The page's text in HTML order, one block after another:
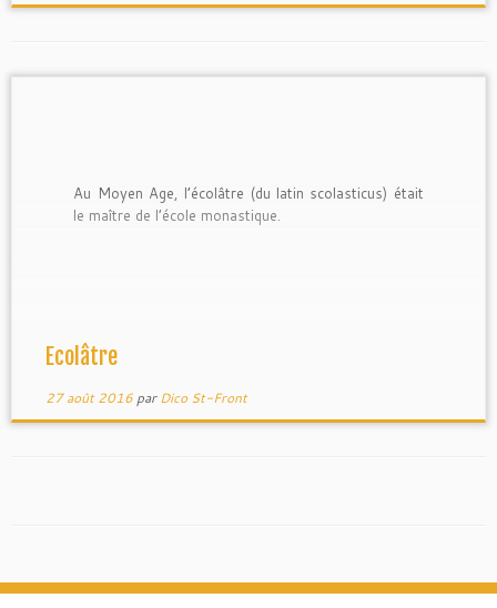
Au Moyen Age, l’écolâtre (du latin scolasticus) était
le maître de l’école monastique.
Ecolâtre
27 août 2016 parDico St-Front